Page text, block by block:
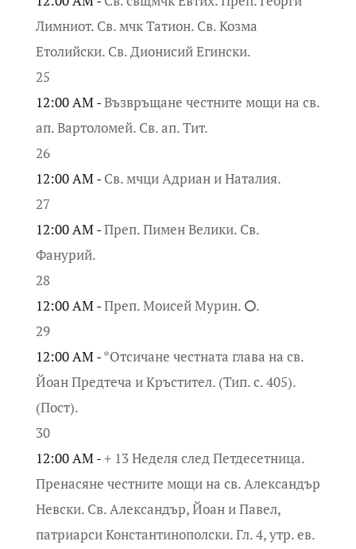
Лимниот. Св. мчк Татион. Св. Козма
Етолийски. Св. Дионисий Егински.
25
12:00 AM -Възвръщане честните мощи на св.
ап. Вартоломей. Св. ап. Тит.
26
12:00 AM - Св. мчци Адриан и Наталия.
27
12:00 AM -Преп. Пимен Велики. Св.
Фанурий.
28
12:00 AM -Преп. Моисей Мурин. ⭘.
29
12:00 AM -*Отсичане честната глава на св.
Йоан Предтеча и Кръстител. (Тип. с. 405).
(Пост).
30
12:00 AM -+ 13 Неделя след Петдесетница.
Пренасяне честните мощи на св. Александър
Невски. Св. Александър, Йоан и Павел,
патриарси Константинополски. Гл. 4, утр. ев.